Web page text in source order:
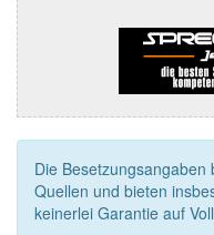
Die
Quellen und bieten
keinerlei Garantie auf